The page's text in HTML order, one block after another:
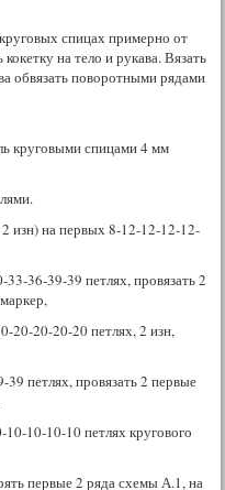
спицах примерно от
на тело и рукава. Вязать
обвязать поворотными рядами
круговыми спицами 4 мм
2 изн) на первых 8-12-12-12-12-
36-39-39 петлях, провязать 2
20-20-20-20 петлях, 2 изн,
петлях, провязать 2 первые
10-10-10 петлях кругового
первые 2 ряда схемы А.1, на